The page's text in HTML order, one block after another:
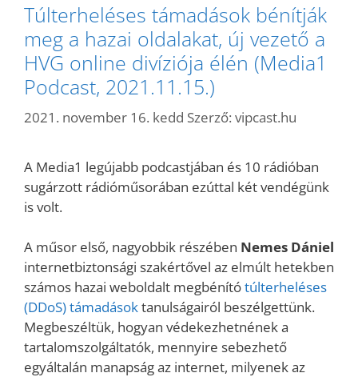
Túlterheléses támadások bénítják
meg a hazai oldalakat, új vezető a
HVG online divíziója élén (Media1
Podcast, 2021.11.15.)
2021. november 16. kedd Szerző: vipcast.hu
A Media1 legújabb podcastjában és 10 rádióban
sugárzott rádióműsorában ezúttal két vendégünk
is volt.
A műsor első, nagyobbik részében Nemes Dániel
internetbiztonsági szakértővel az elmúlt hetekben
számos hazai weboldalt megbénítótúlterheléses
(DDoS) támadásoktanulságairól beszélgettünk.
Megbeszéltük, hogyan védekezhetnének a
tartalomszolgáltatók, mennyire sebezhető
egyáltalán manapság az internet, milyenek az